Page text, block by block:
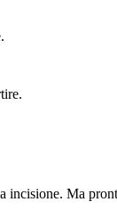
incisione. Ma